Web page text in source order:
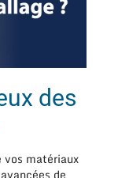
des
matériaux